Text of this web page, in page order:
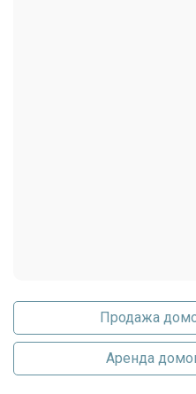
Характеристики
Продажа
Аренда